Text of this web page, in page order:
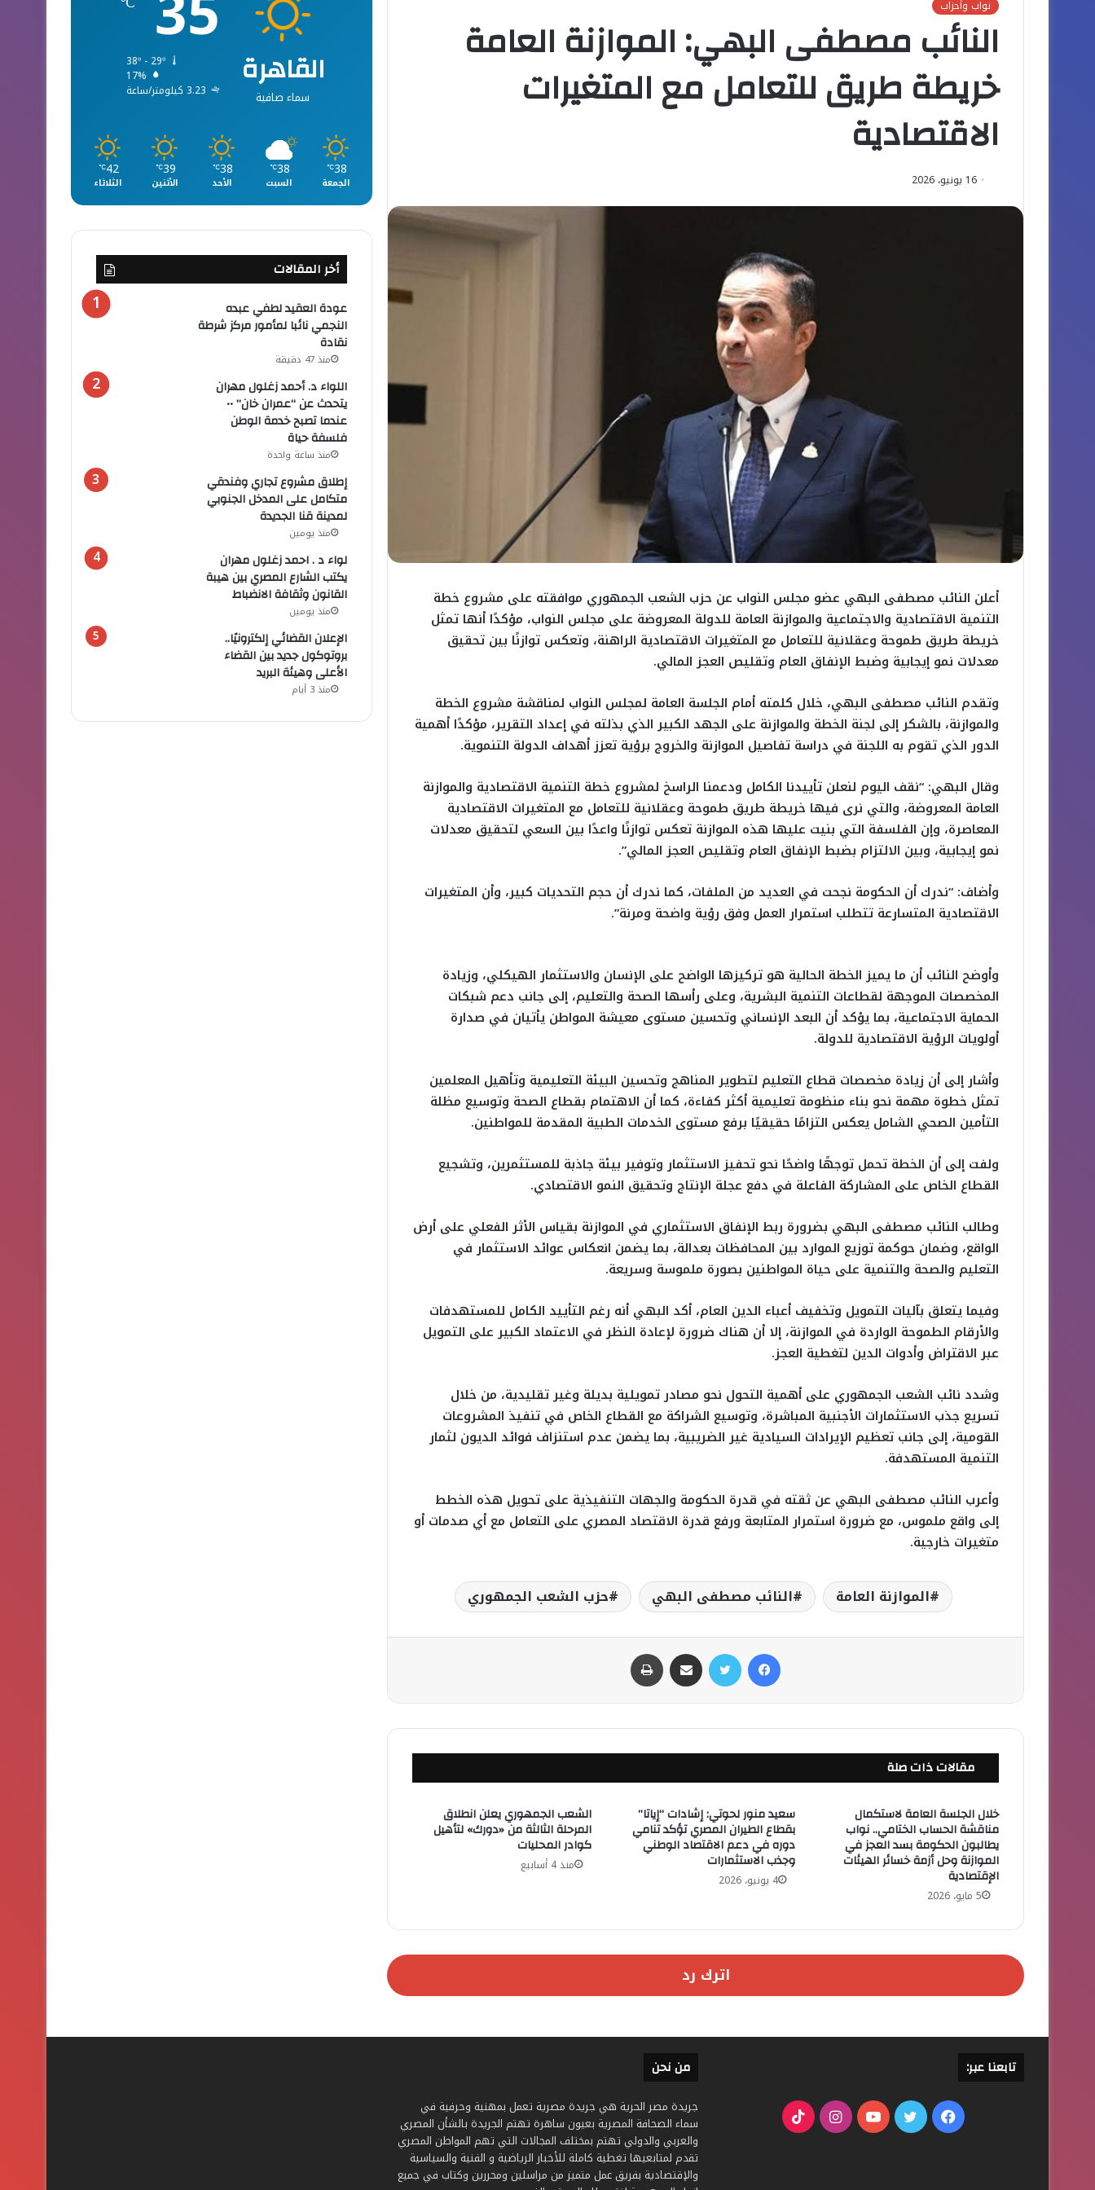
نواب وأحزاب
النائب مصطفى البهي: الموازنة العامة
خريطة طريق للتعامل مع المتغيرات
الاقتصادية
16 يونيو، 2026
أعلن النائب مصطفى البهي عضو مجلس النواب عن حزب الشعب الجمهوري موافقته على مشروع خطة
التنمية الاقتصادية والاجتماعية والموازنة العامة للدولة المعروضة على مجلس النواب، مؤكدًا أنها تمثل
خريطة طريق طموحة وعقلانية للتعامل مع المتغيرات الاقتصادية الراهنة، وتعكس توازنًا بين تحقيق
معدلات نمو إيجابية وضبط الإنفاق العام وتقليص العجز المالي.
وتقدم النائب مصطفى البهي، خلال كلمته أمام الجلسة العامة لمجلس النواب لمناقشة مشروع الخطة
والموازنة، بالشكر إلى لجنة الخطة والموازنة على الجهد الكبير الذي بذلته في إعداد التقرير، مؤكدًا أهمية
الدور الذي تقوم به اللجنة في دراسة تفاصيل الموازنة والخروج برؤية تعزز أهداف الدولة التنموية.
وقال البهي: “نقف اليوم لنعلن تأييدنا الكامل ودعمنا الراسخ لمشروع خطة التنمية الاقتصادية والموازنة
العامة المعروضة، والتي نرى فيها خريطة طريق طموحة وعقلانية للتعامل مع المتغيرات الاقتصادية
المعاصرة، وإن الفلسفة التي بنيت عليها هذه الموازنة تعكس توازنًا واعدًا بين السعي لتحقيق معدلات
نمو إيجابية، وبين الالتزام بضبط الإنفاق العام وتقليص العجز المالي”.
وأضاف: “ندرك أن الحكومة نجحت في العديد من الملفات، كما ندرك أن حجم التحديات كبير، وأن المتغيرات
الاقتصادية المتسارعة تتطلب استمرار العمل وفق رؤية واضحة ومرنة”.
وأوضح النائب أن ما يميز الخطة الحالية هو تركيزها الواضح على الإنسان والاستثمار الهيكلي، وزيادة
المخصصات الموجهة لقطاعات التنمية البشرية، وعلى رأسها الصحة والتعليم، إلى جانب دعم شبكات
الحماية الاجتماعية، بما يؤكد أن البعد الإنساني وتحسين مستوى معيشة المواطن يأتيان في صدارة
أولويات الرؤية الاقتصادية للدولة.
وأشار إلى أن زيادة مخصصات قطاع التعليم لتطوير المناهج وتحسين البيئة التعليمية وتأهيل المعلمين
تمثل خطوة مهمة نحو بناء منظومة تعليمية أكثر كفاءة، كما أن الاهتمام بقطاع الصحة وتوسيع مظلة
التأمين الصحي الشامل يعكس التزامًا حقيقيًا برفع مستوى الخدمات الطبية المقدمة للمواطنين.
ولفت إلى أن الخطة تحمل توجهًا واضحًا نحو تحفيز الاستثمار وتوفير بيئة جاذبة للمستثمرين، وتشجيع
القطاع الخاص على المشاركة الفاعلة في دفع عجلة الإنتاج وتحقيق النمو الاقتصادي.
وطالب النائب مصطفى البهي بضرورة ربط الإنفاق الاستثماري في الموازنة بقياس الأثر الفعلي على أرض
الواقع، وضمان حوكمة توزيع الموارد بين المحافظات بعدالة، بما يضمن انعكاس عوائد الاستثمار في
التعليم والصحة والتنمية على حياة المواطنين بصورة ملموسة وسريعة.
وفيما يتعلق بآليات التمويل وتخفيف أعباء الدين العام، أكد البهي أنه رغم التأييد الكامل للمستهدفات
والأرقام الطموحة الواردة في الموازنة، إلا أن هناك ضرورة لإعادة النظر في الاعتماد الكبير على التمويل
عبر الاقتراض وأدوات الدين لتغطية العجز.
وشدد نائب الشعب الجمهوري على أهمية التحول نحو مصادر تمويلية بديلة وغير تقليدية، من خلال
تسريع جذب الاستثمارات الأجنبية المباشرة، وتوسيع الشراكة مع القطاع الخاص في تنفيذ المشروعات
القومية، إلى جانب تعظيم الإيرادات السيادية غير الضريبية، بما يضمن عدم استنزاف فوائد الديون لثمار
التنمية المستهدفة.
وأعرب النائب مصطفى البهي عن ثقته في قدرة الحكومة والجهات التنفيذية على تحويل هذه الخطط
إلى واقع ملموس، مع ضرورة استمرار المتابعة ورفع قدرة الاقتصاد المصري على التعامل مع أي صدمات أو
متغيرات خارجية.
الموازنة العامة النائب مصطفى البهي حزب الشعب الجمهوري
فيسبوك مشاركة عبر البريد طباعة
مقالات ذات صلة
الشعب الجمهوري يعلن انطلاق
المرحلة الثالثة من «دورك» لتأهيل
كوادر المحليات
منذ 4 أسابيع
سعيد منور لحوتي: إشادات “إياتا”
بقطاع الطيران المصري تؤكد تنامي
دوره في دعم الاقتصاد الوطني
وجذب الاستثمارات
4 يونيو، 2026
خلال الجلسة العامة لاستكمال
مناقشة الحساب الختامي.. نواب
يطالبون الحكومة بسد العجز في
الموازنة وحل أزمة خسائر الهيئات
الإقتصادية
5 مايو، 2026
اترك رد
القاهرة
سماء صافية
38º - 29º
17%
3.23 كيلومتر/ساعة
38
℃
الجمعة
38
℃
السبت
38
℃
الأحد
39
℃
الأثنين
42
℃
الثلاثاء
أخر المقالات
عودة العقيد لطفي عبده
النجمي نائبا لمأمور مركز شرطة
نقادة
منذ 47 دقيقة
اللواء د. أحمد زغلول مهران
يتحدث عن “عمران خان” ••
عندما تصبح خدمة الوطن
فلسفة حياة
منذ ساعة واحدة
إطلاق مشروع تجاري وفندقي
متكامل على المدخل الجنوبي
لمدينة قنا الجديدة
منذ يومين
لواء د . احمد زغلول مهران
يكتب الشارع المصري بين هيبة
القانون وثقافة الانضباط
منذ يومين
الإعلان القضائي إلكترونيًا..
بروتوكول جديد بين القضاء
الأعلى وهيئة البريد
منذ 3 أيام
من نحن
جريدة مصر الحرية هي جريدة مصرية تعمل بمهنية وحرفية في
سماء الصحافة المصرية بعيون ساهرة تهتم الجريدة بالشأن المصري
والعربي والدولي تهتم بمختلف المجالات التي تهم المواطن المصري
تقدم لمتابعيها تغطية كاملة للأخبار الرياضية و الفنية والسياسية
والإقتصادية بفريق عمل متميز من مراسلين ومحررين وكتاب في جميع
تابعنا عبر:
فيسبوكتويتر يوتيوبانستقرام‫TikTok